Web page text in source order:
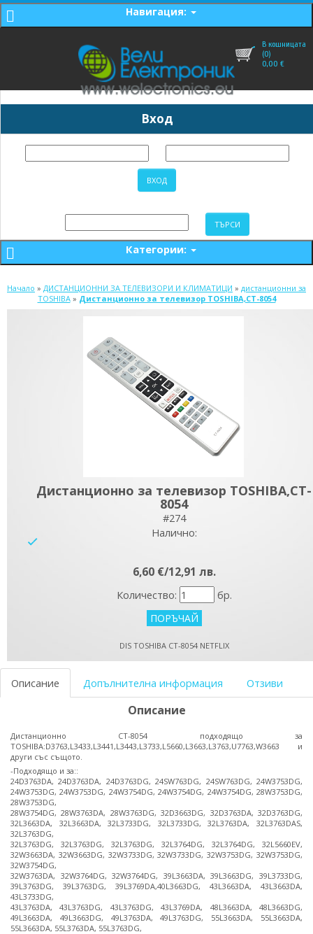
Навигация:
В кошницата
(0)
0,00 €
Вход
Категории:
Начало » ДИСТАНЦИОННИ ЗА ТЕЛЕВИЗОРИ И КЛИМАТИЦИ » дистанционни за
TOSHIBA» Дистанционно за телевизор TOSHIBA,CT-8054
Дистанционно за телевизор TOSHIBA,CT-
8054
#274
Налично:
6,60 €/12,91 лв.
Количество: бр.
DIS TOSHIBA CT-8054 NETFLIX
Описание Допълнителна информация Отзиви
Описание
Дистанционно CT-8054 подходящо за
TOSHIBA:D3763,L3433,L3441,L3443,L3733,L5660,L3663,L3763,U7763,W3663 и
други със същото.
-Подходящо и за::
24D3763DA, 24D3763DA, 24D3763DG, 24SW763DG, 24SW763DG, 24W3753DG,
24W3753DG, 24W3753DG, 24W3754DG, 24W3754DG, 24W3754DG, 28W3753DG,
28W3753DG,
28W3754DG, 28W3763DA, 28W3763DG, 32D3663DG, 32D3763DA, 32D3763DG,
32L3663DA, 32L3663DA, 32L3733DG, 32L3733DG, 32L3763DA, 32L3763DAS,
32L3763DG,
32L3763DG, 32L3763DG, 32L3763DG, 32L3764DG, 32L3764DG, 32L5660EV,
32W3663DA, 32W3663DG, 32W3733DG, 32W3733DG, 32W3753DG, 32W3753DG,
32W3754DG,
32W3763DA, 32W3764DG, 32W3764DG, 39L3663DA, 39L3663DG, 39L3733DG,
39L3763DG, 39L3763DG, 39L3769DA,40L3663DG, 43L3663DA, 43L3663DA,
43L3733DG,
43L3763DA, 43L3763DG, 43L3763DG, 43L3769DA, 48L3663DA, 48L3663DG,
49L3663DA, 49L3663DG, 49L3763DA, 49L3763DG, 55L3663DA, 55L3663DA,
55L3663DA, 55L3763DA, 55L3763DG,